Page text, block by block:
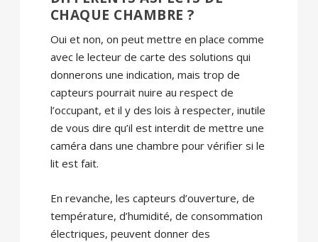
CHAQUE CHAMBRE ?
Oui et non, on peut mettre en place comme
avec le lecteur de carte des solutions qui
donnerons une indication, mais trop de
capteurs pourrait nuire au respect de
l’occupant, et il y des lois à respecter, inutile
de vous dire qu’il est interdit de mettre une
caméra dans une chambre pour vérifier si le
lit est fait.
En revanche, les capteurs d’ouverture, de
température, d’humidité, de consommation
électriques, peuvent donner des